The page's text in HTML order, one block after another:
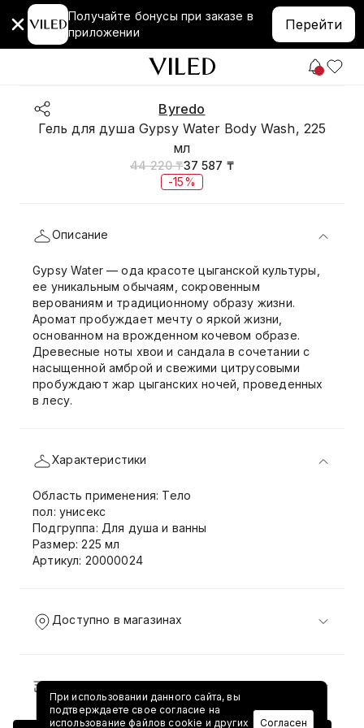
Получайте бонусы при заказе в
приложении
Перейти
Byredo
Гель для душа Gypsy Water Body Wash, 225
мл
44 220 ₸37 587 ₸
-15%
Описание
Gypsy Water — ода красоте цыганской культуры,
ее уникальным обычаям, сокровенным
верованиям и традиционному образу жизни.
Аромат пробуждает мечту о яркой жизни,
основанном на врожденном кочевом образе.
Древесные ноты хвои и сандала в сочетании с
насыщенной амброй и свежими цитрусовыми
пробуждают жар цыганских ночей, проведенных
в лесу.
Характеристики
Область применения: Тело
пол: унисекс
Подгруппа: Для душа и ванны
Размер: 225 мл
Артикул: 20000024
Доступно в магазинах
Доставка и возврат
При использовании данного сайта, вы
подтверждаете свое согласие на
использование файлов cookie и других
Согласен